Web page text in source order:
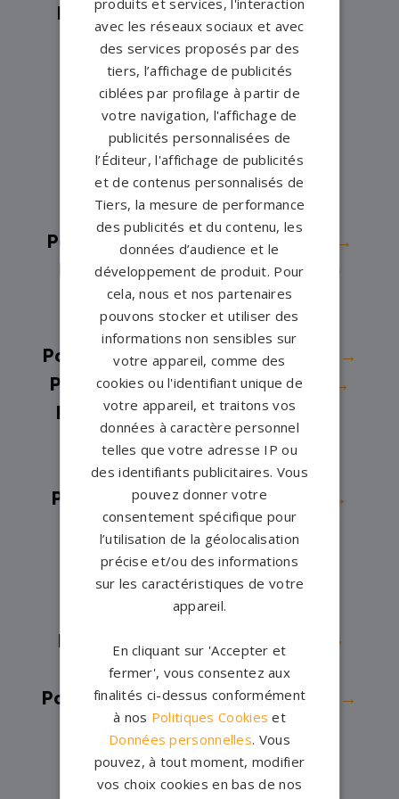
Pompes funèbres - Eaubonne→
Pompes funèbres - ECOUEN→
Pompes funèbres -Éragny→
Pompes funèbres - Eragny-sur-
Oise→
Pompes funèbres - Ermont→
Pompes funèbres - Ézanville→
Pompes funèbres -Fosses→
Pompes funèbres -Franconville→
Pompes funèbres -Garges-lès-
Gonesse→
Pompes funèbres -GONESSE→
Pompes funèbres -Goussainville→
Pompes funèbres -L'Isle-Adam→
Pompes funèbres - Luzarches→
Pompes funèbres -
Magny-en-
Vexin→
Pompes funèbres - Montlignon→
Pompes funèbres -
MONTMORENCY→
Pompes funèbres -OSNY→
Pompes funèbres -
Pompes funèbres -
Saint-Brice-
sous-Forêt→
Pompes funèbres -Saint-Gratien→
Pompes funèbres -Sannois→
Pompes funèbres -Sarcelles→
Pompes funèbres -Soisy-sous-
produits et services, l'interaction
avec les réseaux sociaux et avec
des services proposés par des
tiers, l’affichage de publicités
ciblées par profilage à partir de
votre navigation, l'affichage de
publicités personnalisées de
l’Éditeur, l'affichage de publicités
et de contenus personnalisés de
Tiers, la mesure de performance
des publicités et du contenu, les
données d’audience et le
développement de produit. Pour
cela, nous et nos partenaires
pouvons stocker et utiliser des
informations non sensibles sur
votre appareil, comme des
cookies ou l'identifiant unique de
votre appareil, et traitons vos
données à caractère personnel
telles que votre adresse IP ou
des identifiants publicitaires. Vous
pouvez donner votre
consentement spécifique pour
l’utilisation de la géolocalisation
précise et/ou des informations
sur les caractéristiques de votre
appareil.
En cliquant sur 'Accepter et
fermer', vous consentez aux
finalités ci-dessus conformément
à nos Politiques Cookies et
Données personnelles. Vous
pouvez, à tout moment, modifier
vos choix cookies en bas de nos